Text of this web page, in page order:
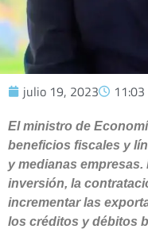
julio 19, 2023
El ministro de
beneficios fiscales y
y medianas
inversión, la
incrementar las
los créditos y débitos